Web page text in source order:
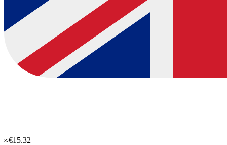
≈€15.32